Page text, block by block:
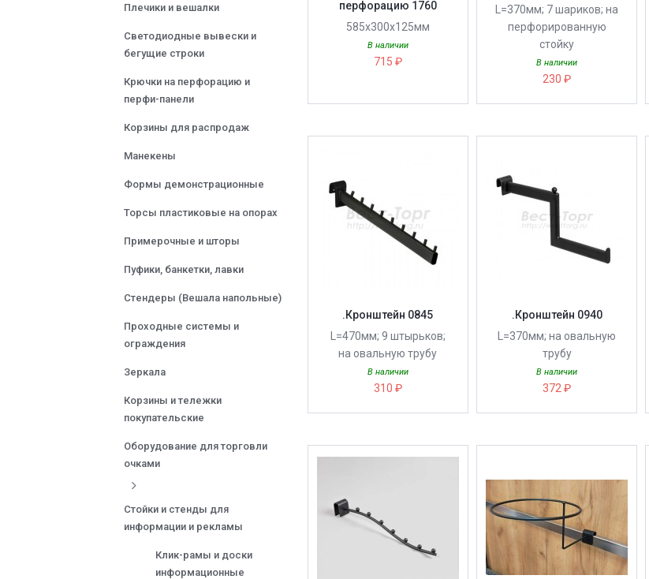
перфорацию 1760
585х300х125мм
В наличии
715 ₽
L=370мм; 7 шариков; на
перфорированную
стойку
В наличии
230 ₽
.Кронштейн 0845
L=470мм; 9 штырьков;
на овальную трубу
В наличии
310 ₽
.Кронштейн 0940
L=370мм; на овальную
трубу
В наличии
372 ₽
Плечики и вешалки
Светодиодные вывески и
бегущие строки
Крючки на перфорацию и
перфи-панели
Корзины для распродаж
Манекены
Формы демонстрационные
Торсы пластиковые на опорах
Примерочные и шторы
Пуфики, банкетки, лавки
Стендеры (Вешала напольные)
Проходные системы и
ограждения
Зеркала
Корзины и тележки
покупательские
Оборудование для торговли
очками
Стойки и стенды для
информации и рекламы
Клик-рамы и доски
информационные